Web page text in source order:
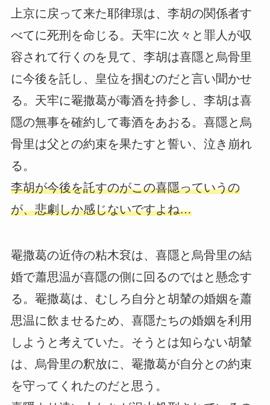
上京に戻って来た耶律璟は、李胡の関係者す
べてに死刑を命じる。天牢に次々と罪人が収
容されて行くのを見て、李胡は喜隱と烏骨里
に今後を託し、皇位を掴むのだと言い聞かせ
る。天牢に罨撒葛が毒酒を持参し、李胡は喜
隱の無事を確約して毒酒をあおる。喜隱と烏
骨里は父との約束を果たすと誓い、泣き崩れ
る。
李胡が今後を託すのがこの喜隱っていうの
が、悲劇しか感じないですよね…
罨撒葛の近侍の粘木袞は、喜隱と烏骨里の結
婚で蕭思温が喜隱の側に回るのではと懸念す
る。罨撒葛は、むしろ自分と胡輦の婚姻を蕭
思温に飲ませるため、喜隱たちの婚姻を利用
しようと考えていた。そうとは知らない胡輦
は、烏骨里の釈放に、罨撒葛が自分との約束
を守ってくれたのだと思う。